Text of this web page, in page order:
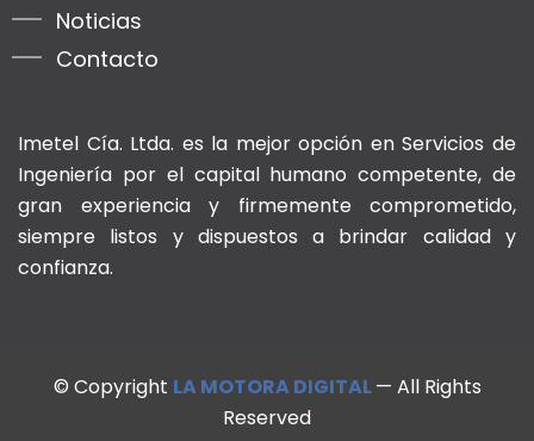
Noticias
Contacto
Imetel Cía. Ltda. es la mejor opción en Servicios de
Ingeniería por el capital humano competente, de
gran experiencia y firmemente comprometido,
siempre listos y dispuestos a brindar calidad y
confianza.
© Copyright LA MOTORA DIGITAL— All Rights
Reserved